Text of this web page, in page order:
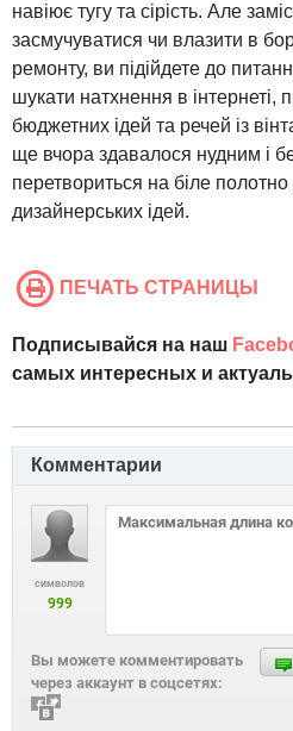
навіює тугу та сірість. Але
засмучуватися чи влазити в
ремонту, ви підійдете до
шукати натхнення в інтернеті,
бюджетних ідей та речей із
ще вчора здавалося нудним і
перетвориться на біле
дизайнерських ідей.
ПЕЧАТЬ СТРАНИЦЫ
Подписывайся на наш
самых интересных и
Комментарии
символов
999
Вы можете комментировать
через аккаунт в соцсетях: